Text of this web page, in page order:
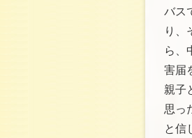
バス
り、
ら、
害届
親子
思っ
と信